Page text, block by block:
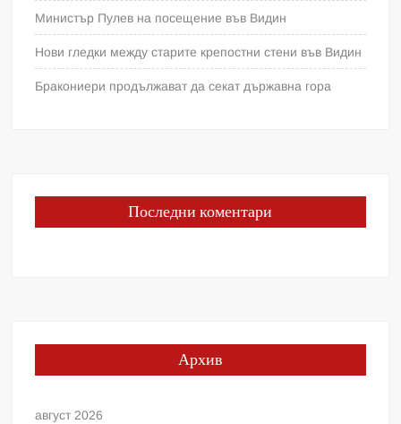
Министър Пулев на посещение във Видин
Нови гледки между старите крепостни стени във Видин
Бракониери продължават да секат държавна гора
Последни коментари
Архив
август 2026